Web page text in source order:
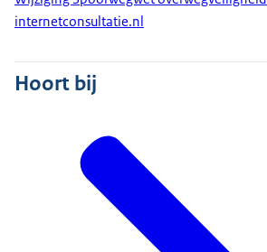
internetconsultatie.nl
Hoort bij